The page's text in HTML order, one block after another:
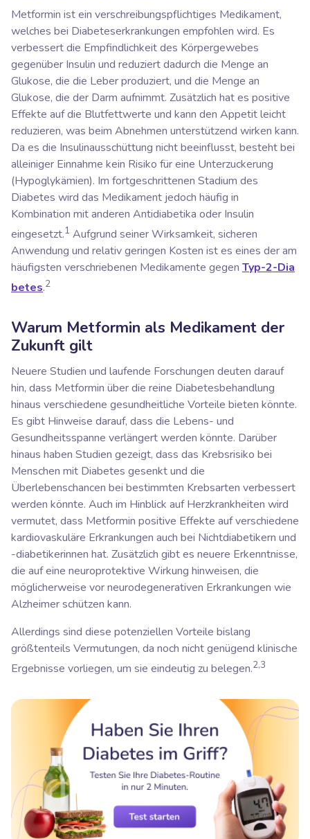
Metformin ist ein verschreibungspflichtiges Medikament,
welches bei Diabeteserkrankungen empfohlen wird. Es
verbessert die Empfindlichkeit des Körpergewebes
gegenüber Insulin und reduziert dadurch die Menge an
Glukose, die die Leber produziert, und die Menge an
Glukose, die der Darm aufnimmt. Zusätzlich hat es positive
Effekte auf die Blutfettwerte und kann den Appetit leicht
reduzieren, was beim Abnehmen unterstützend wirken kann.
Da es die Insulinausschüttung nicht beeinflusst, besteht bei
alleiniger Einnahme kein Risiko für eine Unterzuckerung
(Hypoglykämien). Im fortgeschrittenen Stadium des
Diabetes wird das Medikament jedoch häufig in
Kombination mit anderen Antidiabetika oder Insulin
eingesetzt.1 Aufgrund seiner Wirksamkeit, sicheren
Anwendung und relativ geringen Kosten ist es eines der am
häufigsten verschriebenen Medikamente gegen Typ-2-Dia
betes.2
Warum Metformin als Medikament der
Zukunft gilt
Neuere Studien und laufende Forschungen deuten darauf
hin, dass Metformin über die reine Diabetesbehandlung
hinaus verschiedene gesundheitliche Vorteile bieten könnte.
Es gibt Hinweise darauf, dass die Lebens- und
Gesundheitsspanne verlängert werden könnte. Darüber
hinaus haben Studien gezeigt, dass das Krebsrisiko bei
Menschen mit Diabetes gesenkt und die
Überlebenschancen bei bestimmten Krebsarten verbessert
werden könnte. Auch im Hinblick auf Herzkrankheiten wird
vermutet, dass Metformin positive Effekte auf verschiedene
kardiovaskuläre Erkrankungen auch bei Nichtdiabetikern und
-diabetikerinnen hat. Zusätzlich gibt es neuere Erkenntnisse,
die auf eine neuroprotektive Wirkung hinweisen, die
möglicherweise vor neurodegenerativen Erkrankungen wie
Alzheimer schützen kann.
Allerdings sind diese potenziellen Vorteile bislang
größtenteils Vermutungen, da noch nicht genügend klinische
Ergebnisse vorliegen, um sie eindeutig zu belegen.2,3